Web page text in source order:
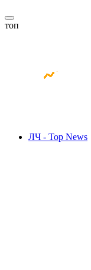
топ
ЛЧ - Top News